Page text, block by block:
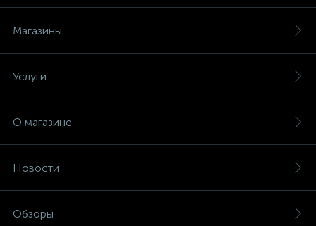
Магазины
Услуги
О магазине
Новости
Обзоры